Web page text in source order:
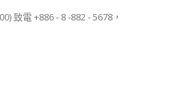
致電 +886 - 8 -882 - 5678，